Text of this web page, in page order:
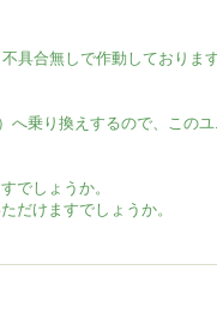
具合無しで作動しておりま
へ乗り換えするので、この
でしょうか。
だけますでしょうか。